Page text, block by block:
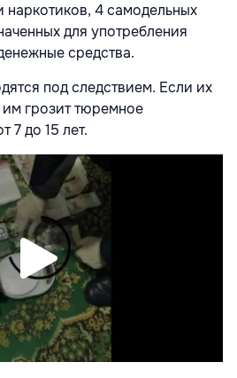
наркотиков, 4 самодельных
для употребления
средства.
под следствием. Если их
им грозит тюремное
7 до 15 лет.